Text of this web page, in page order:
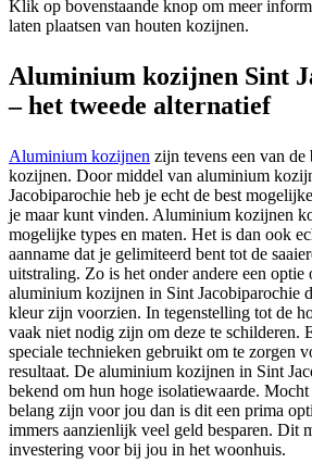
Klik op bovenstaande knop om meer
laten plaatsen van houten kozijnen.
Aluminium kozijnen Sint
– het tweede alternatief
Aluminium kozijnen zijn tevens een van de
kozijnen. Door middel van aluminium
Jacobiparochie heb je echt de best
je maar kunt vinden. Aluminium kozijnen
mogelijke types en maten. Het is dan ook
aanname dat je gelimiteerd bent tot de
uitstraling. Zo is het onder andere een optie
aluminium kozijnen in Sint Jacobiparochie
kleur zijn voorzien. In tegenstelling tot de
vaak niet nodig zijn om deze te schilderen.
speciale technieken gebruikt om te zorgen
resultaat. De aluminium kozijnen in Sint
bekend om hun hoge isolatiewaarde.
belang zijn voor jou dan is dit een prima
immers aanzienlijk veel geld besparen. Dit
investering voor bij jou in het woonhuis.